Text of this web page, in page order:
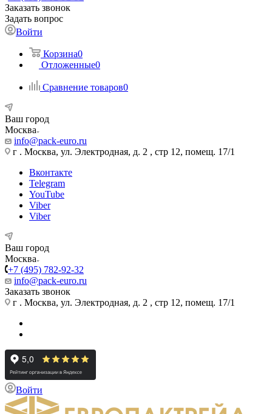
Заказать звонок
Задать вопрос
Войти
Корзина0
Отложенные0
Сравнение товаров0
Ваш город
Москва
info@pack-euro.ru
г . Москва, ул. Электродная, д. 2 , стр 12, помещ. 17/1
Вконтакте
Telegram
YouTube
Viber
Viber
Ваш город
Москва
+7 (495) 782-92-32
info@pack-euro.ru
Заказать звонок
г . Москва, ул. Электродная, д. 2 , стр 12, помещ. 17/1
Войти